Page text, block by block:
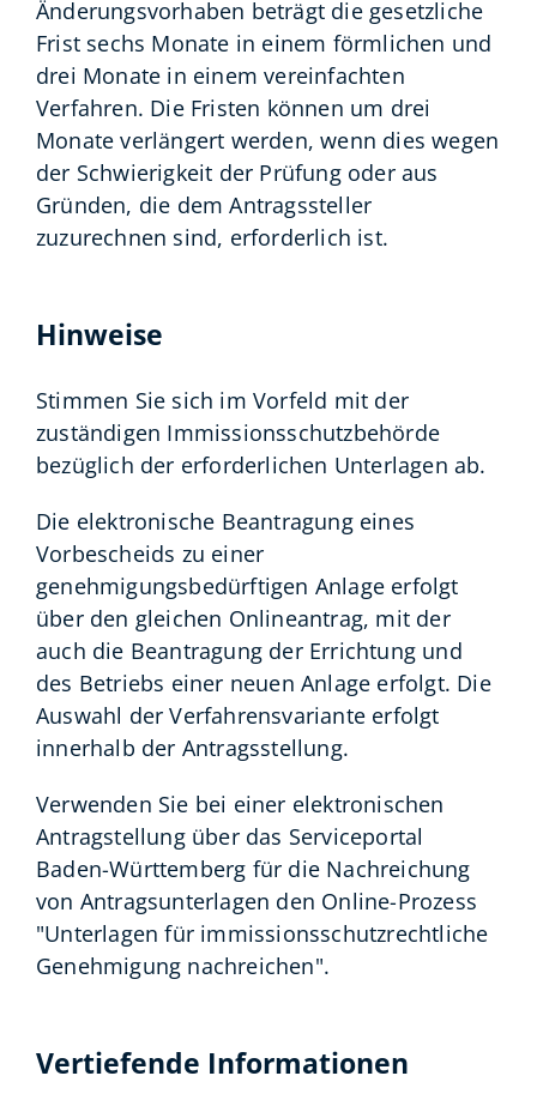
Änderungsvorhaben beträgt die gesetzliche
Frist sechs Monate in einem förmlichen und
drei Monate in einem vereinfachten
Verfahren. Die Fristen können um drei
Monate verlängert werden, wenn dies wegen
der Schwierigkeit der Prüfung oder aus
Gründen, die dem Antragssteller
zuzurechnen sind, erforderlich ist.
Hinweise
Stimmen Sie sich im Vorfeld mit der
zuständigen Immissionsschutzbehörde
bezüglich der erforderlichen Unterlagen ab.
Die elektronische Beantragung eines
Vorbescheids zu einer
genehmigungsbedürftigen Anlage erfolgt
über den gleichen Onlineantrag, mit der
auch die Beantragung der Errichtung und
des Betriebs einer neuen Anlage erfolgt. Die
Auswahl der Verfahrensvariante erfolgt
innerhalb der Antragsstellung.
Verwenden Sie bei einer elektronischen
Antragstellung über das Serviceportal
Baden-Württemberg für die Nachreichung
von Antragsunterlagen den Online-Prozess
"Unterlagen für immissionsschutzrechtliche
Genehmigung nachreichen".
Vertiefende Informationen